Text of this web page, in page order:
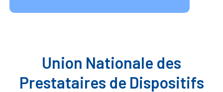
Union Nationale des
Prestataires de Dispositifs